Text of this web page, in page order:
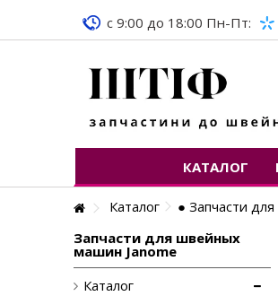
c 9:00 до 18:00 Пн-Пт:
КАТАЛОГ
Каталог ● Запчасти
Запчасти для швейных
машин Janome
Каталог